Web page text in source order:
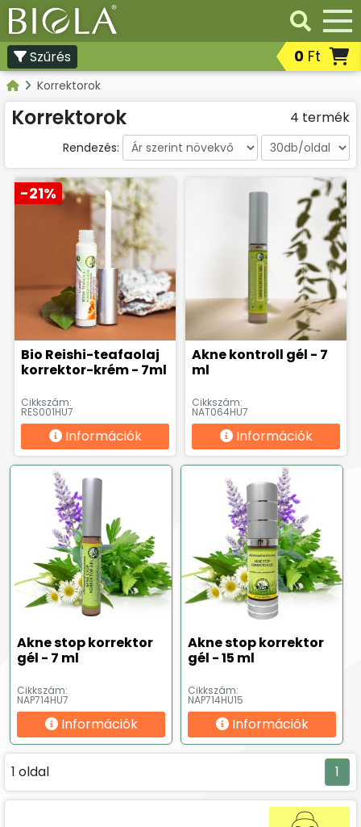
Professzionális termékek
Továbbértékesíthető
professzionális termékek
Lakossági termékek
Szűrés 0 Ft
Korrektorok
Korrektorok 4 termék
Rendezés:
-21%
Bio Reishi-teafaolaj
korrektor-krém - 7ml
Cikkszám:
RES001HU7
Információk
Akne kontroll gél - 7
ml
Cikkszám:
NAT064HU7
Információk
Akne stop korrektor
gél - 7 ml
Cikkszám:
NAP714HU7
Információk
Akne stop korrektor
gél - 15 ml
Cikkszám:
NAP714HU15
Információk
1 oldal 1